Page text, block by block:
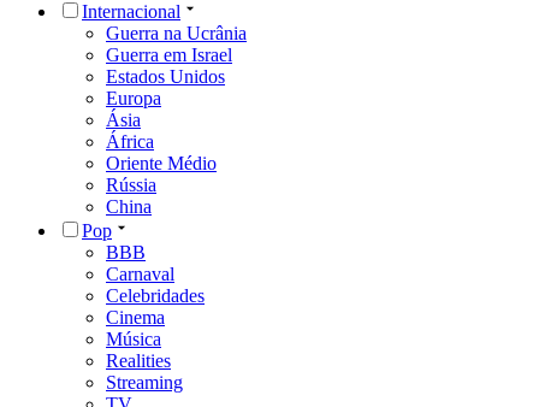
Internacional
Guerra na Ucrânia
Guerra em Israel
Estados Unidos
Europa
Ásia
África
Oriente Médio
Rússia
China
Pop
BBB
Carnaval
Celebridades
Cinema
Música
Realities
Streaming